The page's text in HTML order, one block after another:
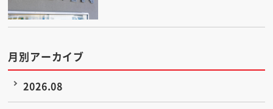
月別アーカイブ
2026.08